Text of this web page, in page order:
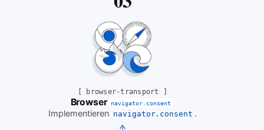
[ browser-transport ]
Browser navigator.consent
Implementieren navigator.consent .